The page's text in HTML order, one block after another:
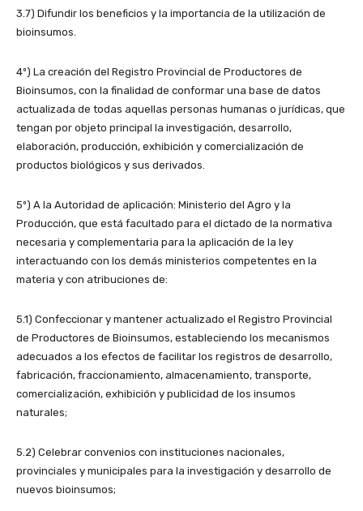
3.7) Difundir los beneficios y la importancia de la utilización de
bioinsumos.
4º) La creación del Registro Provincial de Productores de
Bioinsumos, con la finalidad de conformar una base de datos
actualizada de todas aquellas personas humanas o jurídicas, que
tengan por objeto principal la investigación, desarrollo,
elaboración, producción, exhibición y comercialización de
productos biológicos y sus derivados.
5º) A la Autoridad de aplicación: Ministerio del Agro y la
Producción, que está facultado para el dictado de la normativa
necesaria y complementaria para la aplicación de la ley
interactuando con los demás ministerios competentes en la
materia y con atribuciones de:
5.1) Confeccionar y mantener actualizado el Registro Provincial
de Productores de Bioinsumos, estableciendo los mecanismos
adecuados a los efectos de facilitar los registros de desarrollo,
fabricación, fraccionamiento, almacenamiento, transporte,
comercialización, exhibición y publicidad de los insumos
naturales;
5.2) Celebrar convenios con instituciones nacionales,
provinciales y municipales para la investigación y desarrollo de
nuevos bioinsumos;